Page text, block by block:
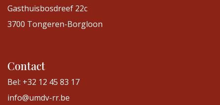
Gasthuisbosdreef 22c
3700 Tongeren-Borgloon
Contact
Bel: +32 12 45 83 17
info@umdv-rr.be